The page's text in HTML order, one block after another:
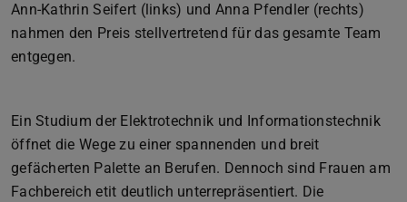
Ann-Kathrin Seifert (links) und Anna Pfendler (rechts)
nahmen den Preis stellvertretend für das gesamte Team
entgegen.
Ein Studium der Elektrotechnik und Informationstechnik
öffnet die Wege zu einer spannenden und breit
gefächerten Palette an Berufen. Dennoch sind Frauen am
Fachbereich etit deutlich unterrepräsentiert. Die